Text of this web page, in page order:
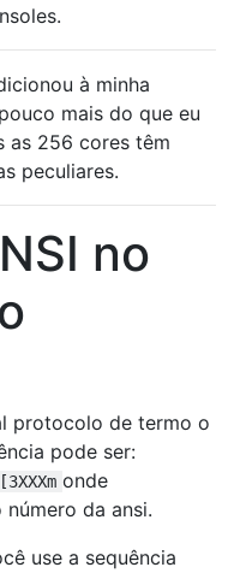
à minha
mais do que eu
as 256 cores têm
peculiares.
no
protocolo de termo o
pode ser:
onde
da ansi.
use a sequência